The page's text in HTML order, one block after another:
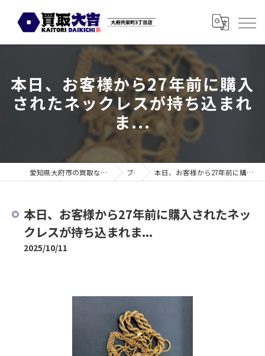
本日、お客様から27年前に購入
されたネックレスが持ち込まれ
ま...
愛知県大府市の買取なら買取大吉 大府共栄町3丁目店 ブログ 本日、お客様から27年前に購入されたネックレスが持ち込まれま...
本日、お客様から27年前に購入されたネッ
クレスが持ち込まれま...
2025/10/11